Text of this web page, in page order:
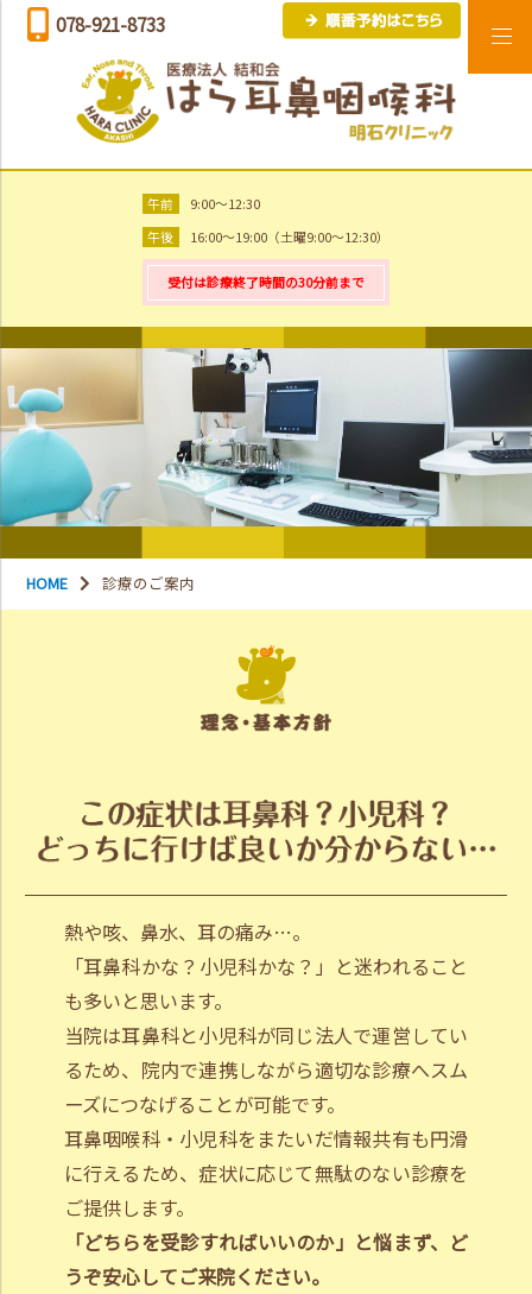
午前
9:00～12:30
午後
16:00～19:00（土曜9:00～12:30）
受付は診療終了時間の30分前まで
078-921-8733
HOME 診療のご案内
熱や咳、鼻水、耳の痛み…。
「耳鼻科かな？小児科かな？」と迷われること
も多いと思います。
当院は耳鼻科と小児科が同じ法人で運営してい
るため、院内で連携しながら適切な診療へスム
ーズにつなげることが可能です。
耳鼻咽喉科・小児科をまたいだ情報共有も円滑
に行えるため、症状に応じて無駄のない診療を
ご提供します。
「どちらを受診すればいいのか」と悩まず、ど
うぞ安心してご来院ください。